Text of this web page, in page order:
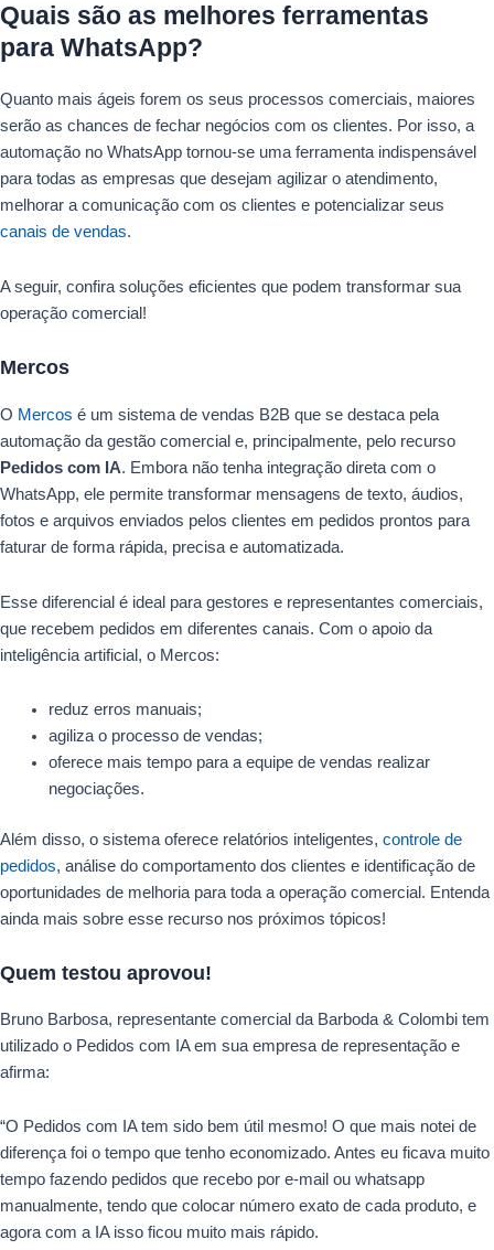
Quais são as melhores ferramentas
para WhatsApp?
Quanto mais ágeis forem os seus processos comerciais, maiores
serão as chances de fechar negócios com os clientes. Por isso, a
automação no WhatsApp tornou-se uma ferramenta indispensável
para todas as empresas que desejam agilizar o atendimento,
melhorar a comunicação com os clientes e potencializar seus
canais de vendas.
A seguir, confira soluções eficientes que podem transformar sua
operação comercial!
Mercos
O Mercos é um sistema de vendas B2B que se destaca pela
automação da gestão comercial e, principalmente, pelo recurso
Pedidos com IA. Embora não tenha integração direta com o
WhatsApp, ele permite transformar mensagens de texto, áudios,
fotos e arquivos enviados pelos clientes em pedidos prontos para
faturar de forma rápida, precisa e automatizada.
Esse diferencial é ideal para gestores e representantes comerciais,
que recebem pedidos em diferentes canais. Com o apoio da
inteligência artificial, o Mercos:
reduz erros manuais;
agiliza o processo de vendas;
oferece mais tempo para a equipe de vendas realizar
negociações.
Além disso, o sistema oferece relatórios inteligentes, controle de
pedidos, análise do comportamento dos clientes e identificação de
oportunidades de melhoria para toda a operação comercial. Entenda
ainda mais sobre esse recurso nos próximos tópicos!
Quem testou aprovou!
Bruno Barbosa, representante comercial da Barboda & Colombi tem
utilizado o Pedidos com IA em sua empresa de representação e
afirma:
“O Pedidos com IA tem sido bem útil mesmo! O que mais notei de
diferença foi o tempo que tenho economizado. Antes eu ficava muito
tempo fazendo pedidos que recebo por e-mail ou whatsapp
manualmente, tendo que colocar número exato de cada produto, e
agora com a IA isso ficou muito mais rápido.